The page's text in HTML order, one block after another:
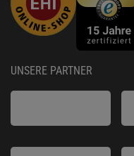
UNSERE PARTNER